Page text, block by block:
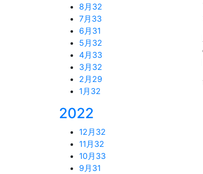
8月 32
7月 33
6月 31
5月 32
4月 33
3月 32
2月 29
1月 32
2022
12月 32
11月 32
10月 33
9月 31